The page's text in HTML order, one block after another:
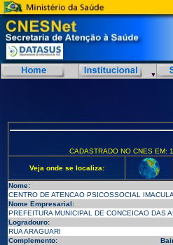
CADASTRADO NO CNES EM:
Veja onde se localiza:
Nome:
CENTRO DE ATENCAO PSICOSSOCIAL
Nome Empresarial:
PREFEITURA MUNICIPAL DE CONCEICAO DAS
Logradouro:
RUA ARAGUARI
Complemento: